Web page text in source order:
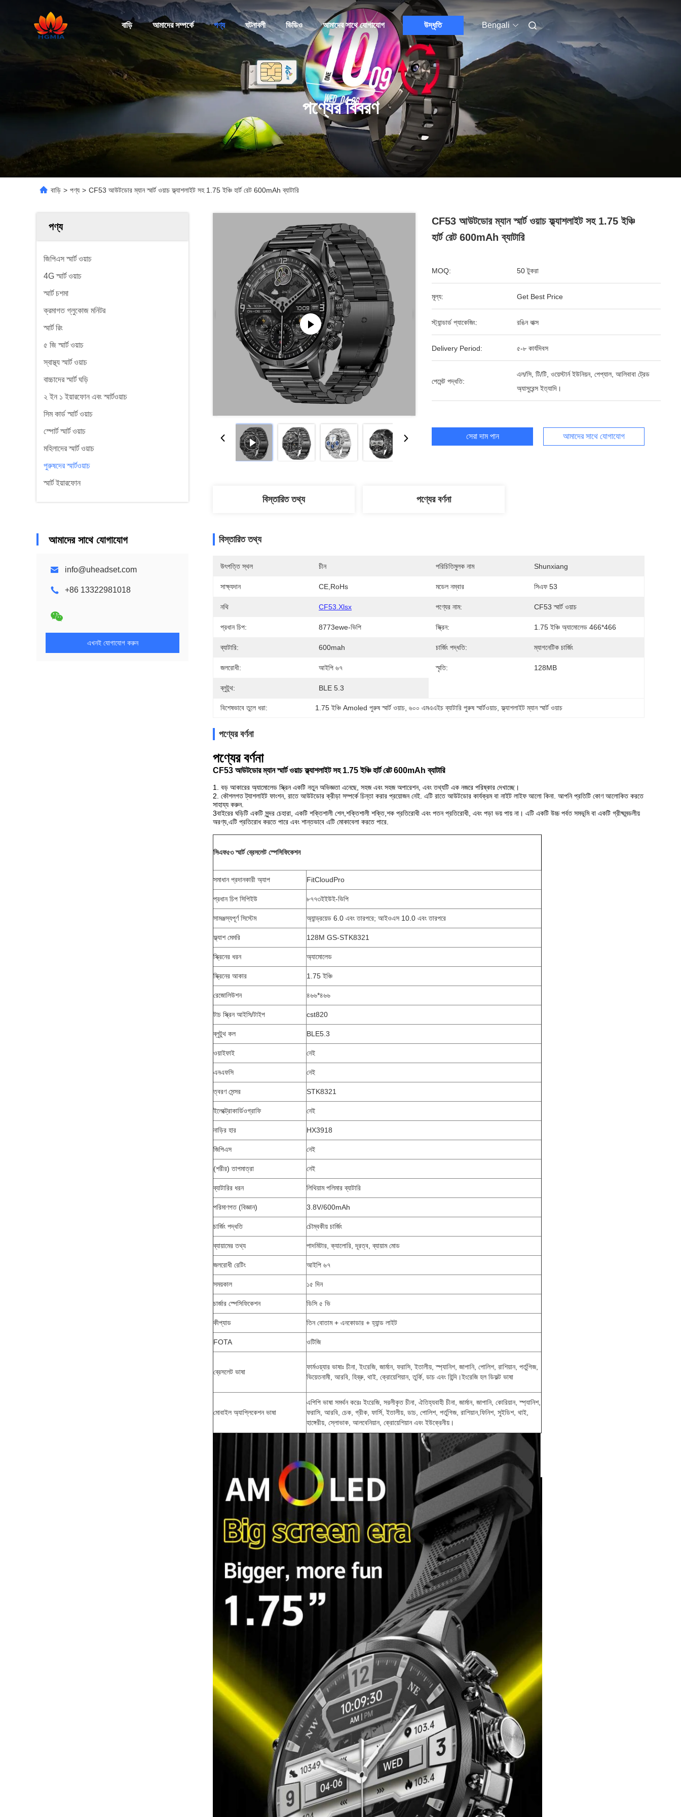
বাড়ি আমাদের সম্পর্কে পণ্য ঘটনাবলী ভিডিও আমাদের সাথে যোগাযোগ উদ্ধৃতি Bengali
পণ্যের বিবরণ
বাড়ি > পণ্য > CF53 আউটডোর ম্যান স্মার্ট ওয়াচ ফ্ল্যাশলাইট সহ 1.75 ইঞ্চি হার্ট রেট 600mAh ব্যাটারি
পণ্য
জিপিএস স্মার্ট ওয়াচ
4G স্মার্ট ওয়াচ
স্মার্ট চশমা
ক্রমাগত গ্লুকোজ মনিটর
স্মার্ট রিং
৫ জি স্মার্ট ওয়াচ
স্বাস্থ্য স্মার্ট ওয়াচ
বাচ্চাদের স্মার্ট ঘড়ি
২ ইন ১ ইয়ারফোন এবং স্মার্টওয়াচ
সিম কার্ড স্মার্ট ওয়াচ
স্পোর্ট স্মার্ট ওয়াচ
মহিলাদের স্মার্ট ওয়াচ
পুরুষদের স্মার্টওয়াচ
স্মার্ট ইয়ারফোন
আমাদের সাথে যোগাযোগ
info@uheadset.com
+86 13322981018
এখনই যোগাযোগ করুন
CF53 আউটডোর ম্যান স্মার্ট ওয়াচ ফ্ল্যাশলাইট সহ 1.75 ইঞ্চি
হার্ট রেট 600mAh ব্যাটারি
MOQ: 50 টুকরা
মূল্য: Get Best Price
স্ট্যান্ডার্ড প্যাকেজিং: রঙিন বাক্স
Delivery Period: ৫-৮ কার্যদিবস
পেমেন্ট পদ্ধতি:
এল/সি, টি/টি, ওয়েস্টার্ন ইউনিয়ন, পেপ্যাল, আলিবাবা ট্রেড
অ্যাসুরেন্স ইত্যাদি।
সেরা দাম পান আমাদের সাথে যোগাযোগ
বিস্তারিত তথ্য পণ্যের বর্ণনা
বিস্তারিত তথ্য
উৎপত্তি স্থল চীন পরিচিতিমুলক নাম Shunxiang
সাক্ষ্যদান CE,RoHs মডেল নম্বার সিএফ 53
নথি CF53.xlsx পণ্যের নাম: CF53 স্মার্ট ওয়াচ
প্রধান চিপ: 8773ewe-ভিপি স্ক্রিন: 1.75 ইঞ্চি অ্যামোলেড 466*466
ব্যাটারি: 600mah চার্জিং পদ্ধতি: ম্যাগনেটিক চার্জিং
জলরোধী: আইপি ৬৭ স্মৃতি: 128MB
ব্লুটুথ: BLE 5.3
বিশেষভাবে তুলে ধরা: 1.75 ইঞ্চি Amoled পুরুষ স্মার্ট ওয়াচ , ৬০০ এমএএইচ ব্যাটারি পুরুষ স্মার্টওয়াচ , ফ্ল্যাশলাইট ম্যান স্মার্ট ওয়াচ
পণ্যের বর্ণনা
পণ্যের বর্ণনা
CF53 আউটডোর ম্যান স্মার্ট ওয়াচ ফ্ল্যাশলাইট সহ 1.75 ইঞ্চি হার্ট রেট 600mAh ব্যাটারি
1. বড় আকারের অ্যামোলেড স্ক্রিন একটি নতুন অভিজ্ঞতা এনেছে, সহজ এবং সহজ অপারেশন, এবং তথ্যটি এক নজরে পরিষ্কার দেখাচ্ছে।
2. কৌশলগত ট্যাশলাইট ফাংশন, রাতে আউটডোর ক্রীড়া সম্পর্কে চিন্তা করার প্রয়োজন নেই. এটি রাতে আউটডোর কার্যক্রম বা নাইট লাইফ আলো কিনা. আপনি প্রতিটি কোণ আলোকিত করতে
সাহায্য করুন.
3বাইরের ঘড়িটি একটি সুন্দর চেহারা, একটি শক্তিশালী শেল,শক্তিশালী শক্তি,শক প্রতিরোধী এবং পতন প্রতিরোধী, এবং পড়া ভয় পায় না। এটি একটি উচ্চ পর্বত সমভূমি বা একটি গ্রীষ্মমন্ডলীয়
অরণ্য,এটি প্রতিরোধ করতে পারে এবং শান্তভাবে এটি মোকাবেলা করতে পারে.
সিএফ৫৩ স্মার্ট ব্রেসলেট স্পেসিফিকেশন
সমাধান প্রদানকারী অ্যাপ FitCloudPro
প্রধান চিপ সিপিইউ ৮৭৭৩ইইউই-ভিপি
সামঞ্জস্যপূর্ণ সিস্টেম অ্যান্ড্রয়েড 6.0 এবং তারপরে; আইওএস 10.0 এবং তারপরে
ফ্ল্যাশ মেমরি 128M GS-STK8321
স্ক্রিনের ধরন অ্যামোলেড
স্ক্রিনের আকার 1.75 ইঞ্চি
রেজোলিউশন ৪৬৬*৪৬৬
টাচ স্ক্রিন আইসি/টাইপ cst820
ব্লুটুথ কল BLE5.3
ওয়াইফাই নেই
এনএফসি নেই
ত্বরণ সেন্সর STK8321
ইলেক্ট্রোকার্ডিওগ্রাফি নেই
নাড়ির হার HX3918
জিপিএস নেই
(শরীর) তাপমাত্রা নেই
ব্যাটারির ধরন লিথিয়াম পলিমার ব্যাটারি
পরিমাণগত (বিজ্ঞান) 3.8V/600mAh
চার্জিং পদ্ধতি চৌম্বকীয় চার্জিং
ব্যায়ামের তথ্য পাদমিটার, ক্যালোরি, দূরত্ব, ব্যায়াম মোড
জলরোধী রেটিং আইপি ৬৭
সময়কাল ১৫ দিন
চার্জার স্পেসিফিকেশন ডিসি ৫ ভি
কীপ্যাড তিন বোতাম + এনকোডার + হ্যান্ড লাইট
FOTA ওটিজি
ব্রেসলেট ভাষা
ফার্মওয়্যার ভাষাঃ চীনা, ইংরেজি, জার্মান, ফরাসি, ইতালীয়, স্প্যানিশ, জাপানি, পোলিশ, রাশিয়ান, পর্তুগিজ,
ভিয়েতনামী, আরবি, হিব্রু, থাই, ক্রোয়েশিয়ান, তুর্কি, ডাচ এবং হিন্দি।ইংরেজি হল ডিফল্ট ভাষা
মোবাইল অ্যাপ্লিকেশন ভাষা
এপিপি ভাষা সমর্থন করেঃ ইংরেজি, সরলীকৃত চীনা, ঐতিহ্যবাহী চীনা, জার্মান, জাপানি, কোরিয়ান, স্প্যানিশ,
ফরাসি, আরবি, চেক, গ্রীক, ফার্সি, ইতালীয়, ডাচ, পোলিশ, পর্তুগিজ, রাশিয়ান,ফিনিশ, সুইডিশ, থাই,
হাঙ্গেরীয়, স্লোভাক, আলবেনিয়ান, ক্রোয়েশিয়ান এবং ইউক্রেনীয়।